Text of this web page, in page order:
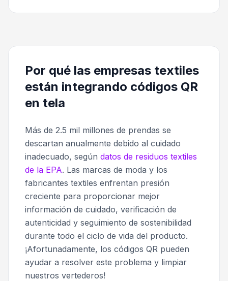
Por qué las empresas textiles
están integrando códigos QR
en tela
Más de 2.5 mil millones de prendas se
descartan anualmente debido al cuidado
inadecuado, según datos de residuos textiles
de la EPA. Las marcas de moda y los
fabricantes textiles enfrentan presión
creciente para proporcionar mejor
información de cuidado, verificación de
autenticidad y seguimiento de sostenibilidad
durante todo el ciclo de vida del producto.
¡Afortunadamente, los códigos QR pueden
ayudar a resolver este problema y limpiar
nuestros vertederos!